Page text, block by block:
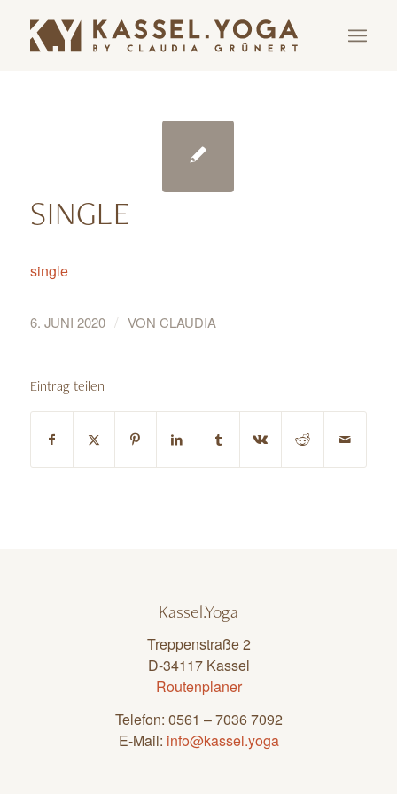
SINGLE
single
6. JUNI 2020 / VON CLAUDIA
Eintrag teilen
Kassel.Yoga
Treppenstraße 2
D-34117 Kassel
Routenplaner
Telefon: 0561 – 7036 7092
E-Mail: info@kassel.yoga